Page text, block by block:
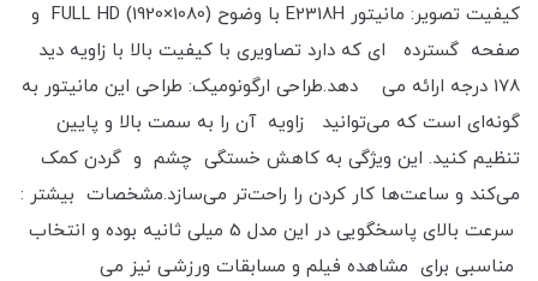
کیفیت تصویر: مانیتور E2318H با وضوح FULL HD (1920×1080) و
صفحه گسترده ای که دارد تصاویری با کیفیت بالا با زاویه دید
178 درجه ارائه می دهد.طراحی ارگونومیک: طراحی این مانیتور به
گونه‌ای است که می‌توانید زاویه آن را به سمت بالا و پایین
تنظیم کنید. این ویژگی به کاهش خستگی چشم و گردن کمک
می‌کند و ساعت‌ها کار کردن را راحت‌تر می‌سازد.مشخصات بیشتر :
سرعت بالای پاسخگویی در این مدل 5 میلی ثانیه بوده و انتخاب
مناسبی برای مشاهده فیلم و مسابقات ورزشی نیز می